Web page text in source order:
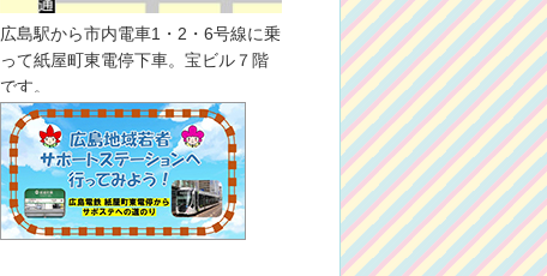
広島駅から市内電車1・2・6号線に乗
って紙屋町東電停下車。宝ビル７階
です。